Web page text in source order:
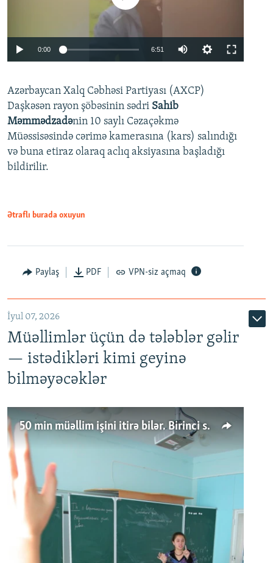
Auto 240p 360p
720p 1080p
0:00 6:51
360p
720p
1080p
Azərbaycan Xalq Cəbhəsi Partiyası (AXCP)
Daşkəsən rayon şöbəsinin sədri Sahib
Məmmədzadənin 10 saylı Cəzaçəkmə
Müəssisəsində cərimə kamerasına (kars) salındığı
və buna etiraz olaraq aclıq aksiyasına başladığı
bildirilir.
Ətraflı burada oxuyun
Paylaş PDF VPN-siz açmaq
İyul 07, 2026
Müəllimlər üçün də tələblər gəlir
— istədikləri kimi geyinə
bilməyəcəklər
50 min müəllim işini itirə bilər. Birinci sinfə gedənlər azalır